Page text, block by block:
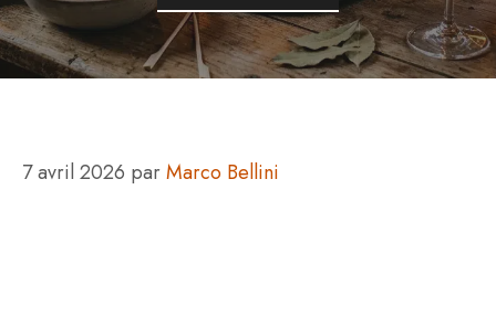
7 avril 2026 parMarco Bellini